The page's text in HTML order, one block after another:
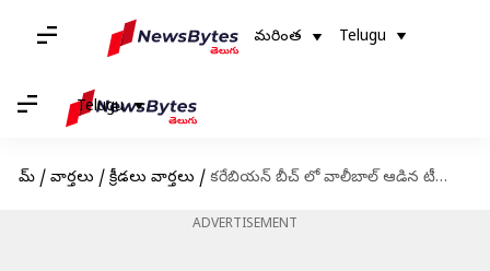
మరింత Telugu
Telugu
హోమ్ / వార్తలు / క్రీడలు వార్తలు / కరేబియన్ బీచ్ లో వాలీబాల్ ఆడిన టీమిండియా ప్లేయర్లు
ADVERTISEMENT